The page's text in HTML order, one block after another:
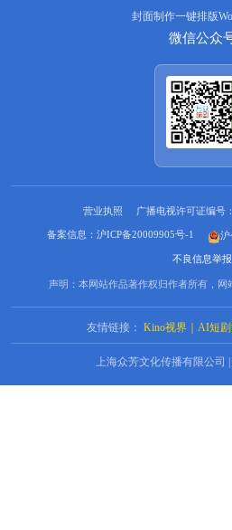
封面制作一键排版
微信公众
营业执照 广播电视许可证编号
备案信息：沪ICP备20009905号-1 沪
不良信息举报
声明：本网站作品著作权归作者所有，网
友情链接： Kino视界｜AI短
上海众芳文化传播有限公司